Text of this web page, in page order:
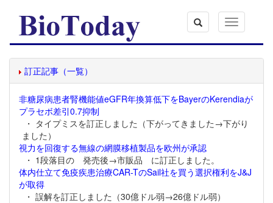
Toggle
navigation
訂正記事（一覧）
非糖尿病患者腎機能値eGFR年換算低下をBayerのKerendiaが
プラセボ差引0.7抑制
・ タイプミスを訂正しました（下がってきました→下がり
ました）
視力を回復する無線の網膜移植製品を欧州が承認
・ 1段落目の 発売後→市販品 に訂正しました。
体内仕立て免疫疾患治療CAR-TのSail社を買う選択権利をJ&J
が取得
・ 誤解を訂正しました（30億ドル弱→26億ドル弱）